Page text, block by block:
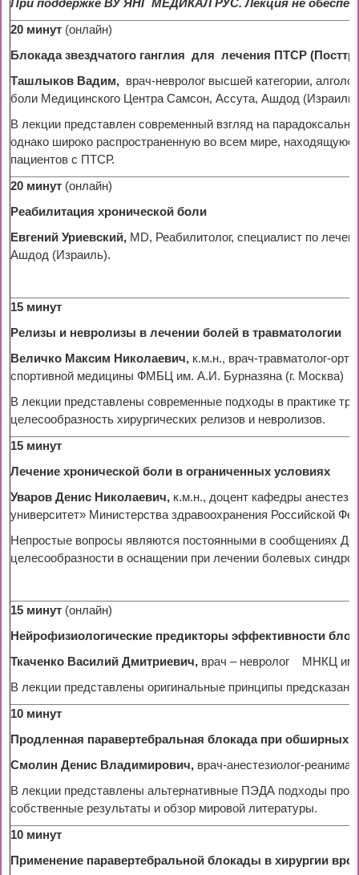
При поддержке ВУ ЯНГ МЕДИКАЛ РУС. Лекция не
20 минут (онлайн)
Блокада звездчатого ганглия для лечения ПТСР
Ташлыков Вадим, врач-невролог высшей категории,
боли Медицинского Центра Самсон, Ассута, Ашдод
В лекции представлен современный взгляд на
однако широко распространенную во всем мире,
пациентов с ПТСР.
20 минут (онлайн)
Реабилитация хронической боли
Евгений Уриевский, MD, Реабилитолог, специалист по
Ашдод (Израиль).
15 минут
Релизы и невролизы в лечении болей в травматологии
Величко Максим Николаевич, к.м.н., врач-травматолог-
спортивной медицины ФМБЦ им. А.И. Бурназяна (г. Москва)
В лекции представлены современные подходы в практике
целесообразность хирургических релизов и невролизов.
15 минут
Лечение хронической боли в ограниченных условиях
Уваров Денис Николаевич, к.м.н., доцент кафедры
университет» Министерства здравоохранения Российской
Непростые вопросы являются постоянными в сообщениях
целесообразности в оснащении при лечении болевых
15 минут (онлайн)
Нейрофизиологические предикторы эффективности
Ткаченко Василий Дмитриевич, врач – невролог
МНКЦ им.
В лекции представлены оригинальные принципы
10 минут
Продленная паравертебральная блокада при обширных
Смолин Денис Владимирович, врач-анестезиолог-
В лекции представлены альтернативные ПЭДА подходы
собственные результаты и обзор мировой литературы.
10 минут
Применение паравертебральной блокады в хирургии